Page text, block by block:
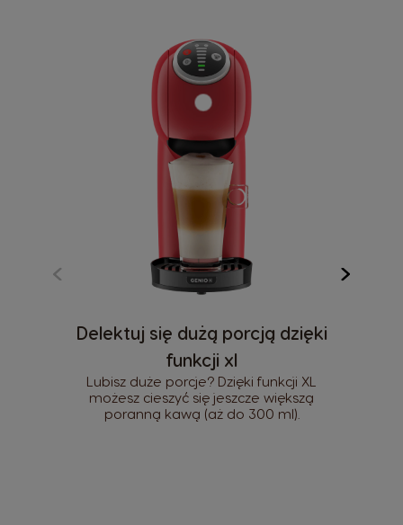
Delektuj się dużą porcją dzięki
funkcji xl
Lubisz duże porcje? Dzięki funkcji XL
możesz cieszyć się jeszcze większą
poranną kawą (aż do 300 ml).